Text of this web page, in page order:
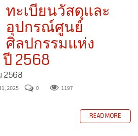
ทะเบียนวัสดุและ
อุปกรณ์ศูนย์
ศิลปกรรมแห่ง
2568
2568
2025 0 1197
READ MORE